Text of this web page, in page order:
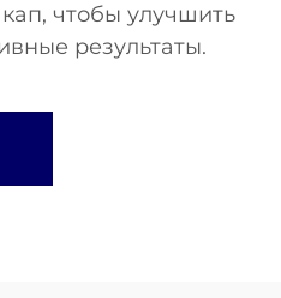
чтобы улучшить
результаты.